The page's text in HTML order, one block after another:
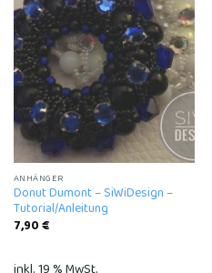
Add to
wishlist
ANHÄNGER
Donut Dumont – SiWiDesign –
Tutorial/Anleitung
7,90€